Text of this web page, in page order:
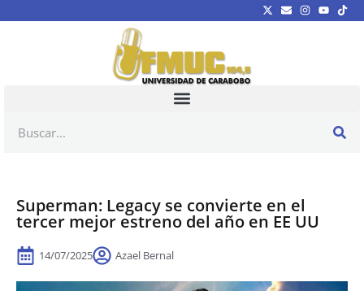
Superman: Legacy se convierte en el
tercer mejor estreno del año en EE UU
14/07/2025 Azael Bernal